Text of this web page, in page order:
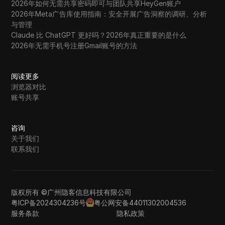
2026年如何无需共享密码即可与团队共享HeyGen账户
2026年Meta广告库使用指南：安全开展广告洞察的调研、分析
与管理
Claude 比 ChatGPT 更好吗？2026年真正重要的是什么
2026年无需手机号注册Gmail账号的方法
阅读更多
浏览器对比
账号共享
咨询
关于我们
联系我们
版权所有 ©广州隐客信息科技有限公司
粤ICP备2024304236号
粤公网安备44011302004536
服务条款
隐私政策